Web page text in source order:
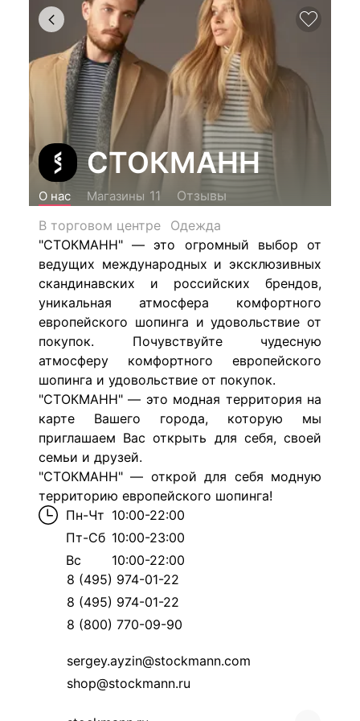
СТОКМАНН
О нас Магазины 11
Отзывы
В торговом центре
Одежда
"СТОКМАНН" — это огромный выбор от
ведущих международных и эксклюзивных
скандинавских и российских брендов,
уникальная атмосфера комфортного
европейского шопинга и удовольствие от
покупок.
Почувствуйте чудесную
атмосферу комфортного европейского
шопинга и удовольствие от покупок.
"СТОКМАНН" — это модная территория на
карте Вашего города, которую мы
приглашаем Вас открыть для себя, своей
семьи и друзей.
"СТОКМАНН" — открой для себя модную
территорию европейского шопинга!
Пн-Чт 10:00-22:00
Пт-Сб 10:00-23:00
Вс
10:00-22:00
8 (495) 974-01-22
8 (495) 974-01-22
8 (800) 770-09-90
sergey.ayzin@stockmann.com
shop@stockmann.ru